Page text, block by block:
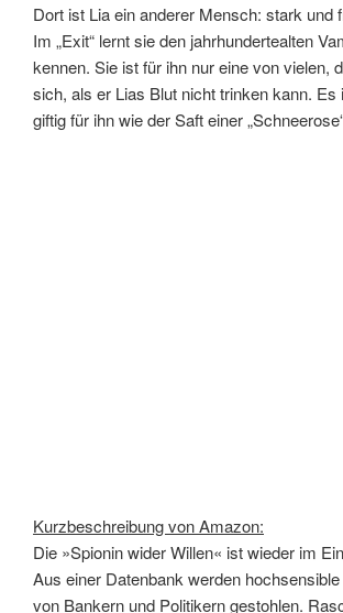
Dort ist Lia ein anderer Mensch: stark und
Im „Exit“ lernt sie den jahrhundertealten
kennen. Sie ist für ihn nur eine von vielen,
sich, als er Lias Blut nicht trinken kann. Es
giftig für ihn wie der Saft einer
Kurzbeschreibung von Amazon:
Die »Spionin wider Willen« ist wieder im
Aus einer Datenbank werden
von Bankern und Politikern gestohlen.